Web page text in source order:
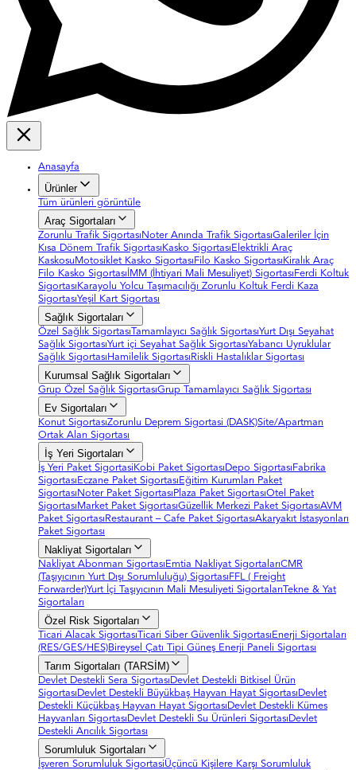
Anasayfa
Ürünler
Tüm ürünleri görüntüle
Araç Sigortaları
Zorunlu Trafik Sigortası Noter Anında Trafik SigortasıGaleriler İçin
Kısa Dönem Trafik Sigortası Kasko Sigortası Elektrikli Araç
Kaskosu Motosiklet Kasko Sigortası Filo Kasko Sigortası Kiralık Araç
Filo Kasko Sigortası İMM (İhtiyari Mali Mesuliyet) Sigortası Ferdi Koltuk
Sigortası Karayolu Yolcu Taşımacılığı Zorunlu Koltuk Ferdi Kaza
SigortasıYeşil Kart Sigortası
Sağlık Sigortaları
Özel Sağlık SigortasıTamamlayıcı Sağlık SigortasıYurt Dışı Seyahat
Sağlık SigortasıYurt içi Seyahat Sağlık SigortasıYabancı Uyruklular
Sağlık Sigortası Hamilelik Sigortası Riskli Hastalıklar Sigortası
Kurumsal Sağlık Sigortaları
Grup Özel Sağlık SigortasıGrup Tamamlayıcı Sağlık Sigortası
Ev Sigortaları
Konut SigortasıZorunlu Deprem Sigortasi (DASK)Site/Apartman
Ortak Alan Sigortası
İş Yeri Sigortaları
İş Yeri Paket Sigortasi Kobi Paket Sigortası Depo Sigortası Fabrika
Sigortası Eczane Paket Sigortası Eğitim Kurumları Paket
Sigortası Noter Paket Sigortası Plaza Paket SigortasıOtel Paket
Sigortası Market Paket SigortasıGüzellik Merkezi Paket SigortasıAVM
Paket Sigortası Restaurant – Cafe Paket SigortasıAkaryakıt İstasyonları
Paket Sigortası
Nakliyat Sigortaları
Nakliyat Abonman Sigortası Emtia Nakliyat SigortalarıCMR
(Taşıyıcının Yurt Dışı Sorumluluğu) Sigortası FFL ( Freight
Forwarder)Yurt İçi Taşıyıcının Mali Mesuliyeti SigortalarıTekne & Yat
Sigortaları
Özel Risk Sigortaları
Ticari Alacak SigortasıTicari Siber Güvenlik Sigortası Enerji Sigortaları
(RES/GES/HES)Bireysel Çatı Tipi Güneş Enerji Paneli Sigortası
Tarım Sigortaları (TARSİM)
Devlet Destekli Sera Sigortası Devlet Destekli Bitkisel Ürün
Sigortası Devlet Destekli Büyükbaş Hayvan Hayat Sigortası Devlet
Destekli Küçükbaş Hayvan Hayat Sigortası Devlet Destekli Kümes
Hayvanları Sigortası Devlet Destekli Su Ürünleri Sigortası Devlet
Destekli Arıcılık Sigortası
Sorumluluk Sigortaları
İşveren Sorumluluk SigortasiÜçüncü Kişilere Karşı Sorumluluk